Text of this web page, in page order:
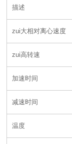
描述
zui大相对离心速度
zui高转速
加速时间
减速时间
温度